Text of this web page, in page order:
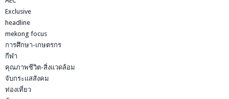
Exclusive
headline
mekong focus
การศึกษา-เกษตรกร
กีฬา
คุณภาพชีวิต-สิ่งแวดล้อม
จับกระแสสังคม
ท่องเที่ยว